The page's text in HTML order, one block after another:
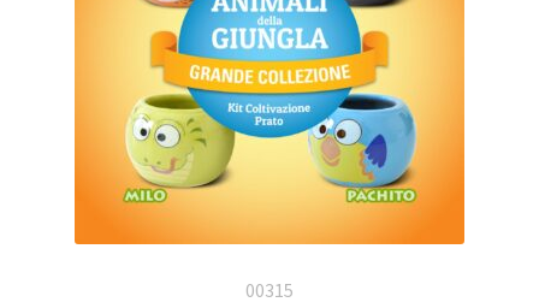
nella
pagina
del
prodotto
00315